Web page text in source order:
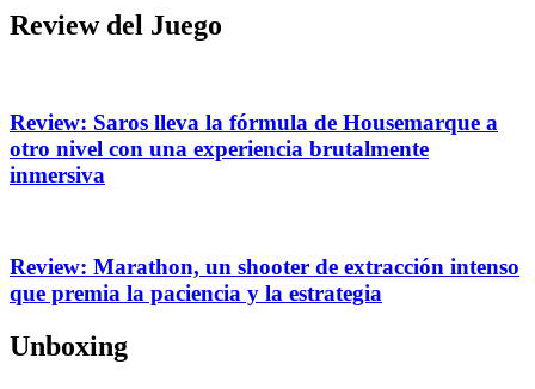
Review del Juego
Review: Saros lleva la fórmula de Housemarque a
otro nivel con una experiencia brutalmente
inmersiva
Review: Marathon, un shooter de extracción intenso
que premia la paciencia y la estrategia
Unboxing